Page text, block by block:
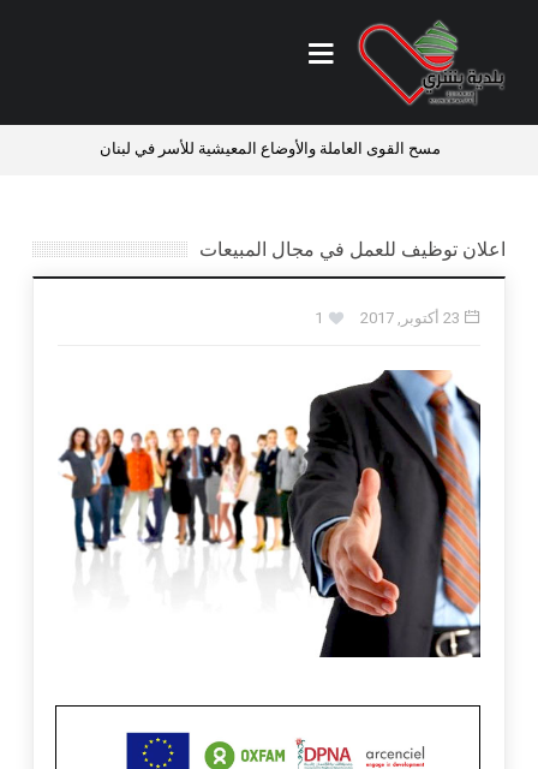
مسح القوى العاملة والأوضاع المعيشية للأسر في لبنان
اعلان توظيف للعمل في مجال المبيعات
23 أكتوبر, 2017 1